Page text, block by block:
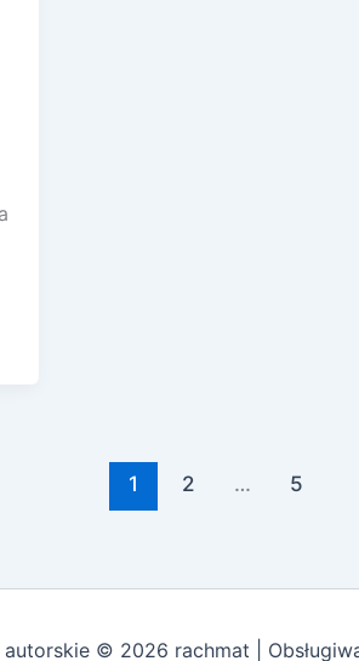
1 2 … 5
autorskie © 2026 rachmat |